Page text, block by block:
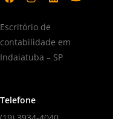
Escritório de
contabilidade em
Indaiatuba – SP
Telefone